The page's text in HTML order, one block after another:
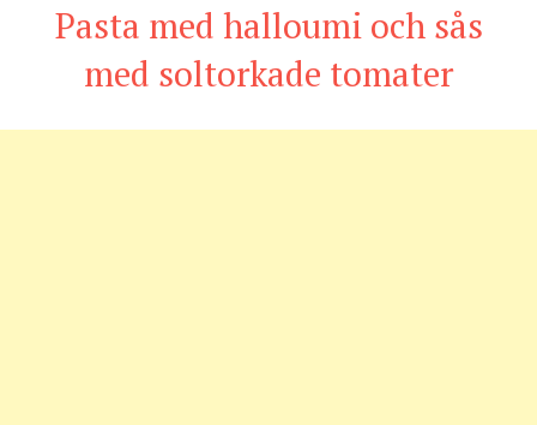
Pasta med halloumi och sås
med soltorkade tomater